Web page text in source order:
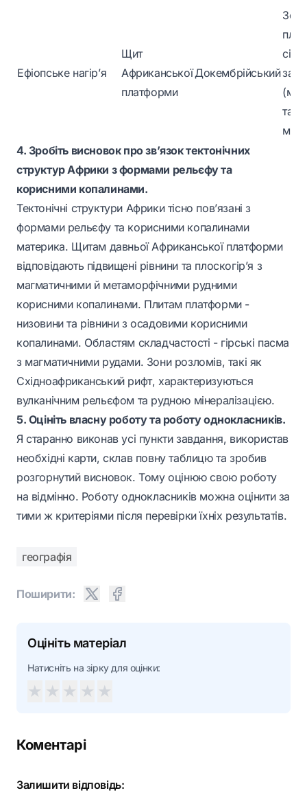
Ефіопське нагір’я
Щит
Африканської
платформи
Докембрійський
та
4. Зробіть висновок про зв’язок тектонічних
структур Африки з формами рельєфу та
корисними копалинами.
Тектонічні структури Африки тісно пов’язані з
формами рельєфу та корисними копалинами
материка. Щитам давньої Африканської платформи
відповідають підвищені рівнини та плоскогір’я з
магматичними й метаморфічними рудними
корисними копалинами. Плитам платформи -
низовини та рівнини з осадовими корисними
копалинами. Областям складчастості - гірські пасма
з магматичними рудами. Зони розломів, такі як
Східноафриканський рифт, характеризуються
вулканічним рельєфом та рудною мінералізацією.
5. Оцініть власну роботу та роботу однокласників.
Я старанно виконав усі пункти завдання, використав
необхідні карти, склав повну таблицю та зробив
розгорнутий висновок. Тому оцінюю свою роботу
на відмінно. Роботу однокласників можна оцінити за
тими ж критеріями після перевірки їхніх результатів.
географія
Поширити:
Оцініть матеріал
Натисніть на зірку для оцінки:
★ ★ ★ ★ ★
Коментарі
Залишити відповідь: